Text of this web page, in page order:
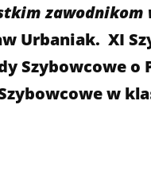
zawodnikom
Urbaniak. XI
Szybowcowe
w